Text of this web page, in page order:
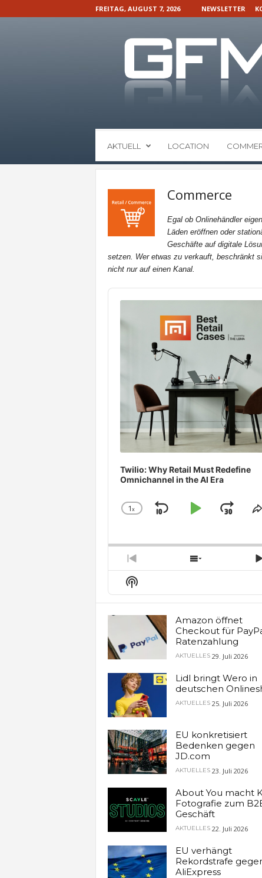
FREITAG, AUGUST 7, 2026 NEWSLETTER
M
N
AKTUELL LOCATION
Commerce
Egal ob Onlinehändler
Läden eröffnen oder
Geschäfte auf digitale
setzen. Wer etwas zu verkauft, beschränkt
nicht nur auf einen Kanal.
Audio
Player
Twilio: Why Retail Must Redefine
Omnichannel in the AI Era
Change
1x
SkipPlayJump
Previous
Episode
Show
Episodes
Show
Podcast
Information
Amazon öffnet
Checkout für
Ratenzahlung
AKTUELLES 29. Juli 2026
Lidl bringt Wero in
deutschen
AKTUELLES 25. Juli 2026
EU konkretisiert
Bedenken gegen
JD.com
AKTUELLES 23. Juli 2026
About You macht
Fotografie zum
Geschäft
AKTUELLES 22. Juli 2026
EU verhängt
Rekordstrafe
AliExpress